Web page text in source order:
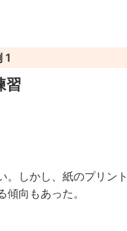
1
習
しかし、紙のプリン
向もあった。